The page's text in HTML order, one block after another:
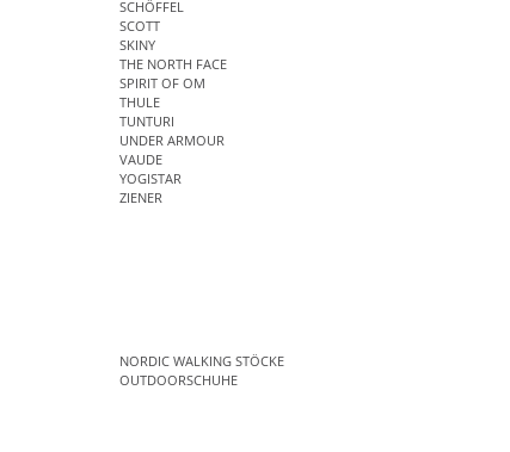
SCHÖFFEL
SCOTT
SKINY
THE NORTH FACE
SPIRIT OF OM
THULE
TUNTURI
UNDER ARMOUR
VAUDE
YOGISTAR
ZIENER
NORDIC WALKING STÖCKE
OUTDOORSCHUHE